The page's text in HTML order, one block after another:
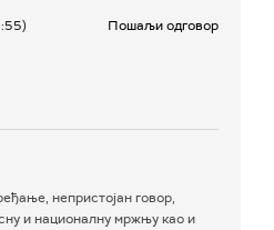
Пошаљи одговор
непристојан говор,
и националну мржњу као и